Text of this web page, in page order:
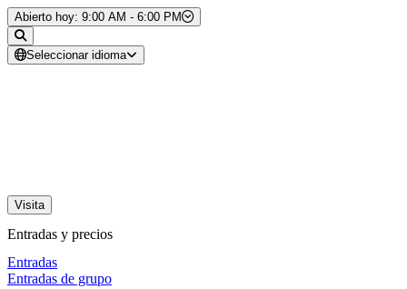
Saltar al contenido
Abierto hoy: 9:00 AM - 6:00 PM
Seleccionar idioma
Visita
Entradas y precios
Entradas
Entradas de grupo